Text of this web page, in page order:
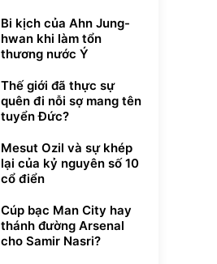
Bi kịch của Ahn Jung-
hwan khi làm tổn
thương nước Ý
Thế giới đã thực sự
quên đi nỗi sợ mang tên
tuyển Đức?
Mesut Ozil và sự khép
lại của kỷ nguyên số 10
cổ điển
Cúp bạc Man City hay
thánh đường Arsenal
cho Samir Nasri?